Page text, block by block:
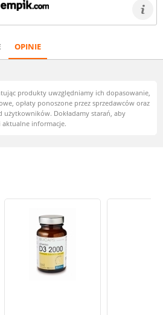
OPINIE
produkty uwzględniamy ich dopasowanie,
opłaty ponoszone przez sprzedawców oraz
Dokładamy starań, aby
aktualne informacje.